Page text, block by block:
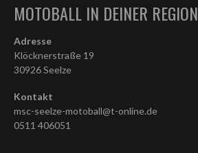
MOTOBALL IN DEINER REGION
Adresse
Klöcknerstraße 19
30926 Seelze
Kontakt
msc-seelze-motoball@t-online.de
0511 406051